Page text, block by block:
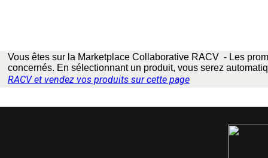
Vous êtes sur la Marketplace Collaborative RACV - Les
concernés. En sélectionnant un produit, vous serez
RACVet vendez vos produits sur cette page